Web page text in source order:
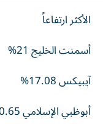
الأكثر ارتفاعاً
أسمنت الخليج 21%
آيبيكس 17.08%
أبوظبي الإسلامي 10.65%